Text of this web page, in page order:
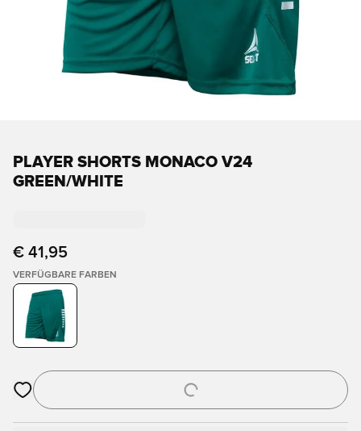
PLAYER SHORTS MONACO V24
GREEN/WHITE
€ 41,95
VERFÜGBARE FARBEN
Öffnet ein Fenster zum Anmelden oder Registrieren als